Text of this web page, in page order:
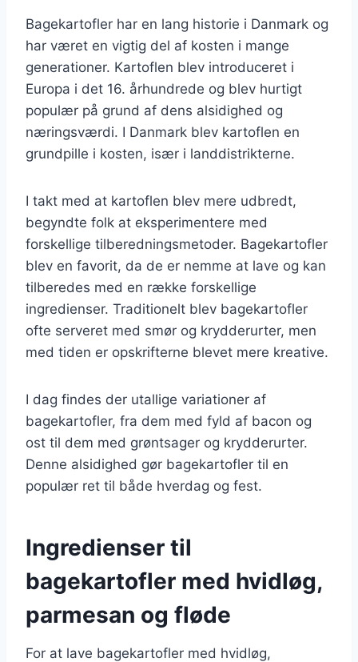
Bagekartofler har en lang historie i Danmark og
har været en vigtig del af kosten i mange
generationer. Kartoflen blev introduceret i
Europa i det 16. århundrede og blev hurtigt
populær på grund af dens alsidighed og
næringsværdi. I Danmark blev kartoflen en
grundpille i kosten, især i landdistrikterne.
I takt med at kartoflen blev mere udbredt,
begyndte folk at eksperimentere med
forskellige tilberedningsmetoder. Bagekartofler
blev en favorit, da de er nemme at lave og kan
tilberedes med en række forskellige
ingredienser. Traditionelt blev bagekartofler
ofte serveret med smør og krydderurter, men
med tiden er opskrifterne blevet mere kreative.
I dag findes der utallige variationer af
bagekartofler, fra dem med fyld af bacon og
ost til dem med grøntsager og krydderurter.
Denne alsidighed gør bagekartofler til en
populær ret til både hverdag og fest.
Ingredienser til
bagekartofler med hvidløg,
parmesan og fløde
For at lave bagekartofler med hvidløg,